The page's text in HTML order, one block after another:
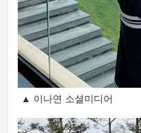
▲ 이나연 소셜미디어